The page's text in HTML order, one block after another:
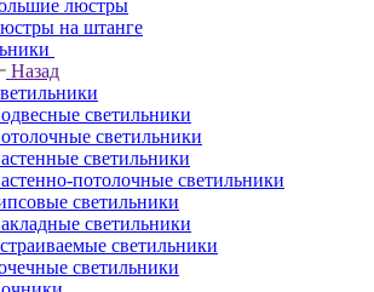
люстры
на штанге
Назад
светильники
светильники
светильники
потолочные светильники
светильники
светильники
светильники
светильники